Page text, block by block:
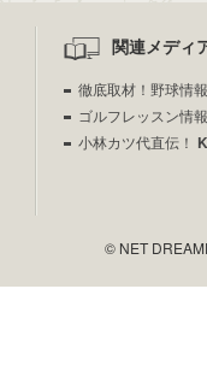
関連メディ
徹底取材！野球情
ゴルフレッスン情
小林カツ代直伝！
© NET